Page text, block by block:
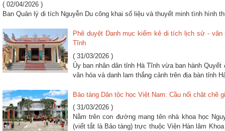
( 02/04/2026 )
Ban Quản lý di tích Nguyễn Du công khai số liệu và thuyết minh tình hình
Phê duyệt Danh mục kiểm kê di tích lịch sử -
Tĩnh
( 31/03/2026 )
Ủy ban nhân dân tỉnh Hà Tĩnh vừa ban hành
văn hóa và danh lam thắng cảnh trên địa bàn tỉnh
Bảo tàng Dân tộc học Việt Nam: Cầu nối chặt chẽ
( 31/03/2026 )
Nằm trên con đường mang tên nhà khoa học
(viết tắt là Bảo tàng) trực thuộc Viện Hàn lâm